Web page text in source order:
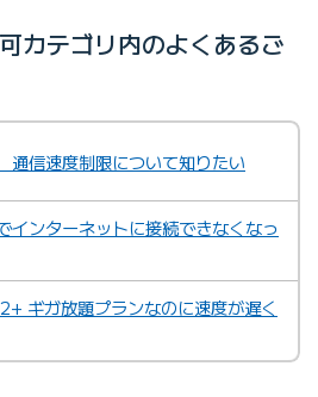
カテゴリ内のよくあるご
信速度制限について知りたい
インターネットに接続できなくなっ
ギガ放題プランなのに速度が遅く